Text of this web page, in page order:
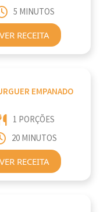
5 MINUTOS
VER RECEITA
EMPANADO
1 PORÇÕES
20 MINUTOS
VER RECEITA